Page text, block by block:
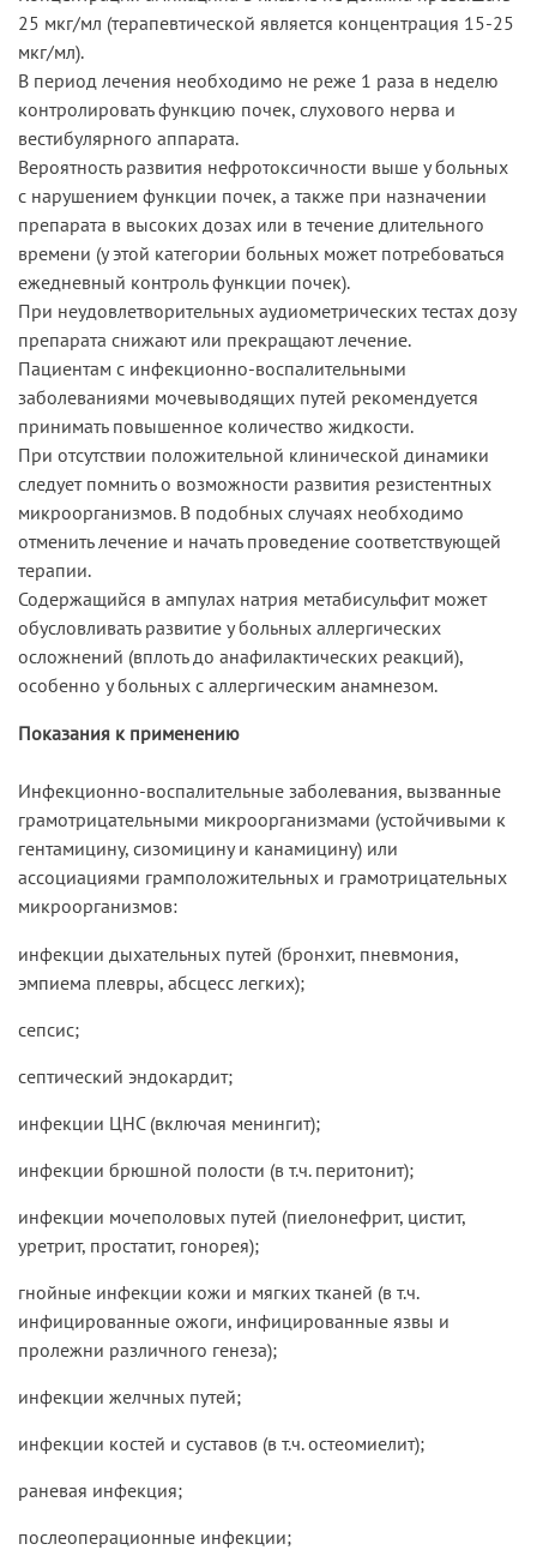
25 мкг/мл (терапевтической является концентрация 15-25
мкг/мл).
В период лечения необходимо не реже 1 раза в неделю
контролировать функцию почек, слухового нерва и
вестибулярного аппарата.
Вероятность развития нефротоксичности выше у больных
с нарушением функции почек, а также при назначении
препарата в высоких дозах или в течение длительного
времени (у этой категории больных может потребоваться
ежедневный контроль функции почек).
При неудовлетворительных аудиометрических тестах дозу
препарата снижают или прекращают лечение.
Пациентам с инфекционно-воспалительными
заболеваниями мочевыводящих путей рекомендуется
принимать повышенное количество жидкости.
При отсутствии положительной клинической динамики
следует помнить о возможности развития резистентных
микроорганизмов. В подобных случаях необходимо
отменить лечение и начать проведение соответствующей
терапии.
Содержащийся в ампулах натрия метабисульфит может
обусловливать развитие у больных аллергических
осложнений (вплоть до анафилактических реакций),
особенно у больных с аллергическим анамнезом.
Показания к применению
Инфекционно-воспалительные заболевания, вызванные
грамотрицательными микроорганизмами (устойчивыми к
гентамицину, сизомицину и канамицину) или
ассоциациями грамположительных и грамотрицательных
микроорганизмов:
инфекции дыхательных путей (бронхит, пневмония,
эмпиема плевры, абсцесс легких);
сепсис;
септический эндокардит;
инфекции ЦНС (включая менингит);
инфекции брюшной полости (в т.ч. перитонит);
инфекции мочеполовых путей (пиелонефрит, цистит,
уретрит, простатит, гонорея);
гнойные инфекции кожи и мягких тканей (в т.ч.
инфицированные ожоги, инфицированные язвы и
пролежни различного генеза);
инфекции желчных путей;
инфекции костей и суставов (в т.ч. остеомиелит);
раневая инфекция;
послеоперационные инфекции;